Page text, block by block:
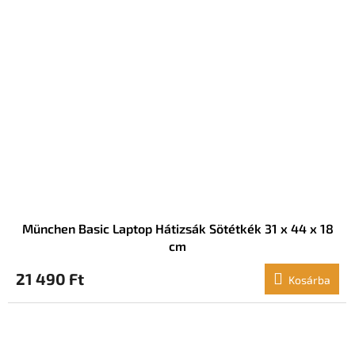
München Basic Laptop Hátizsák Sötétkék 31 x 44 x 18
cm
21 490 Ft Kosárba